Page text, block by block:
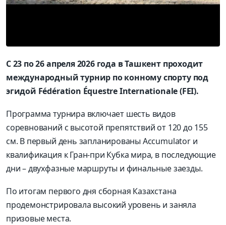
С 23 по 26 апреля 2026 года в Ташкент проходит
международный турнир по конному спорту под
эгидой Fédération Équestre Internationale (FEI).
Программа турнира включает шесть видов
соревнований с высотой препятствий от 120 до 155
см. В первый день запланированы Accumulator и
квалификация к Гран-при Кубка мира, в последующие
дни–двухфазные маршруты и финальные заезды.
По итогам первого дня сборная Казахстана
продемонстрировала высокий уровень и заняла
призовые места.